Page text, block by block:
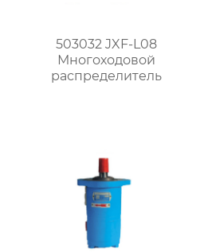
503032 JXF-L08
Многоходовой
распределитель